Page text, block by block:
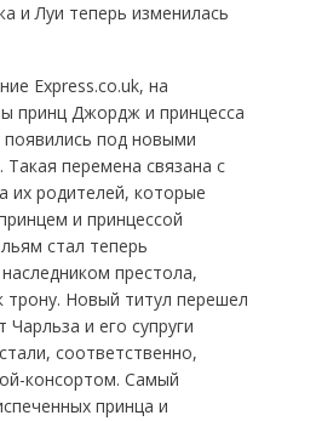
и Луи теперь изменилась
Express.co.uk, на
принц Джордж и принцесса
под новыми
перемена связана с
их родителей, которые
и принцессой
стал теперь
престола,
трону. Новый титул перешел
и его супруги
соответственно,
консортом. Самый
принца и